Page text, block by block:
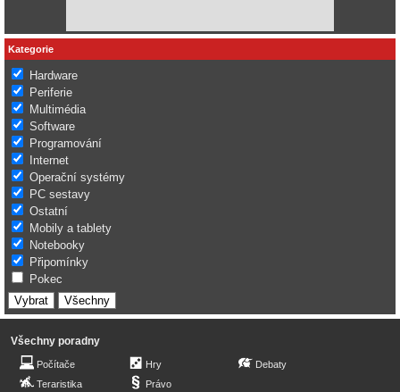
Kategorie
Hardware
Periferie
Multimédia
Software
Programování
Internet
Operační systémy
PC sestavy
Ostatní
Mobily a tablety
Notebooky
Připomínky
Pokec
Všechny poradny
Počítače
Teraristika
Hry
Právo
Debaty